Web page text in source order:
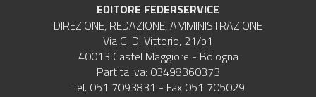
EDITORE FEDERSERVICE
DIREZIONE, REDAZIONE, AMMINISTRAZIONE
Via G. Di Vittorio, 21/b1
40013 Castel Maggiore - Bologna
Partita Iva: 03498360373
Tel. 051 7093831 - Fax 051 705029